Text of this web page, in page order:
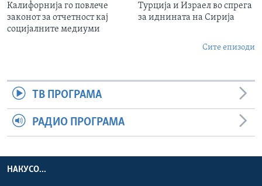
Калифорнија го повлече
законот за отчетност кај
социјалните медиуми
Турција и Израел во спрега
за иднината на Сирија
Сите епизоди
ТВ ПРОГРАМА
РАДИО ПРОГРАМА
НАКУСО...